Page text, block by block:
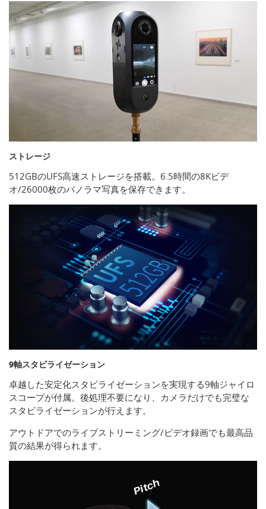
ストレージ
512GBのUFS高速ストレージを搭載。6.5時間の8Kビデ
オ/26000枚のパノラマ写真を保存できます。
9軸スタビライゼーション
卓越した安定化スタビライゼーションを実現する9軸ジャイロ
スコープが付属。後処理不要になり、カメラだけでも完璧な
スタビライゼーションが行えます。
アウトドアでのライブストリーミング/ビデオ録画でも最高品
質の結果が得られます。